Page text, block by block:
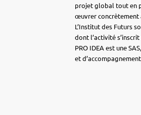
projet global tout en
œuvrer concrètement
L’Institut des Futurs
dont l’activité
PRO IDEA est une
et